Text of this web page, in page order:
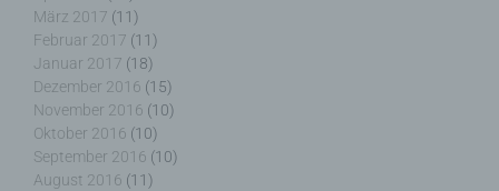
März 2017 (11)
Februar 2017 (11)
Januar 2017 (18)
Dezember 2016 (15)
November 2016 (10)
Oktober 2016 (10)
September 2016 (10)
August 2016 (11)
Zuverlässigkeit, Verhalten, Aufenthaltsort oder
Ortswechsel dieser natürlichen Person zu
analysieren oder vorherzusagen.
f) Pseudonymisierung